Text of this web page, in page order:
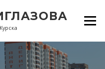
Меню